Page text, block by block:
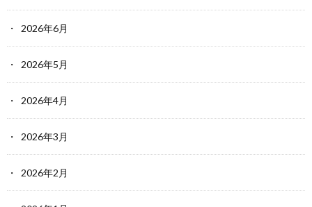
2026年6月
2026年5月
2026年4月
2026年3月
2026年2月